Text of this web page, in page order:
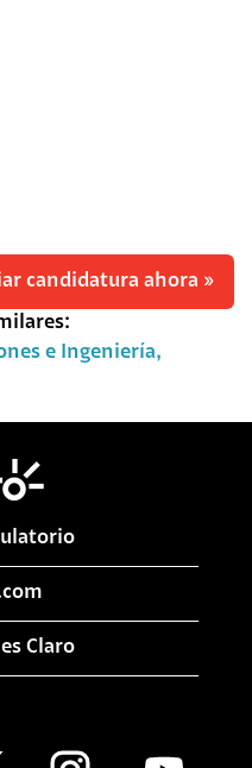
candidatura ahora »
e Ingeniería,
Claro
S